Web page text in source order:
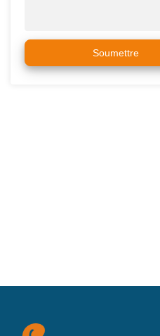
Soumettre